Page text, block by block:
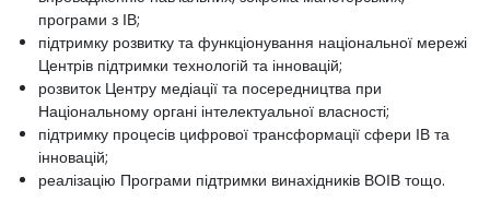
програми з ІВ;
підтримку розвитку та функціонування національної мережі
Центрів підтримки технологій та інновацій;
розвиток Центру медіації та посередництва при
Національному органі інтелектуальної власності;
підтримку процесів цифрової трансформації сфери ІВ та
інновацій;
реалізацію Програми підтримки винахідників ВОІВ тощо.